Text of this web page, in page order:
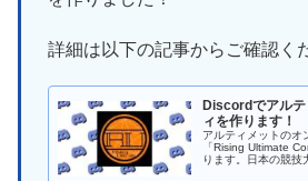
詳細は以下の記事からご確認く
Discordでアル
ィを作ります！
アルティメットのオ
「Rising Ultimate
ります。日本の競技